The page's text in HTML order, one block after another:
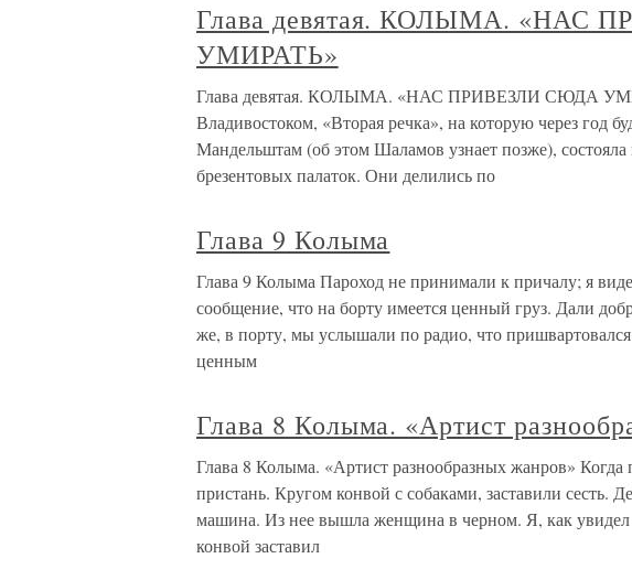
Глава девятая. КОЛЫМА. «НАС
УМИРАТЬ»
Глава девятая. КОЛЫМА. «НАС ПРИВЕЗЛИ СЮДА
Владивостоком, «Вторая речка», на которую через год
Мандельштам (об этом Шаламов узнает позже),
брезентовых палаток. Они делились по
Глава 9 Колыма
Глава 9 Колыма Пароход не принимали к причалу; я
сообщение, что на борту имеется ценный груз. Дали
же, в порту, мы услышали по радио, что
ценным
Глава 8 Колыма. «Артист
Глава 8 Колыма. «Артист разнообразных жанров» Когда
пристань. Кругом конвой с собаками, заставили сесть.
машина. Из нее вышла женщина в черном. Я, как увидел
конвой заставил